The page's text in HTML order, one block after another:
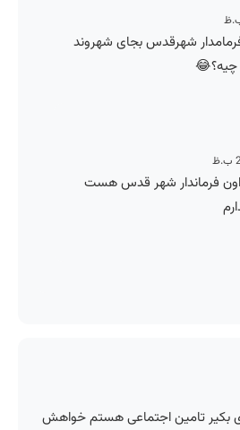
شهرقدس بجای شهروند
چیه؟😂
اون فرماندار شهر قدس هست
بکیر تامین اجتماعی هستم خواهش